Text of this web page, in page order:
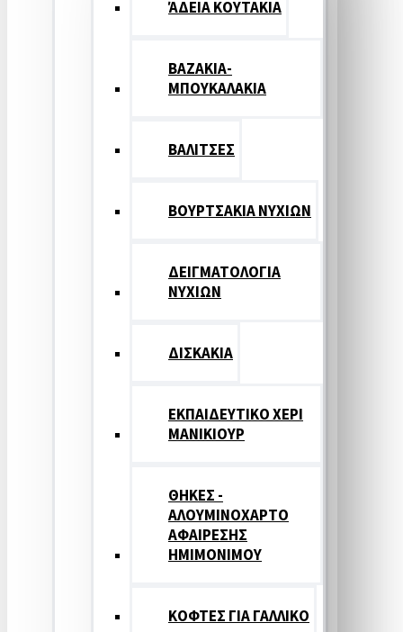
ΆΔΕΙΑ ΚΟΥΤΑΚΙΑ
ΒΑΖΑΚΙΑ-
ΜΠΟΥΚΑΛΑΚΙΑ
ΒΑΛΙΤΣΕΣ
ΒΟΥΡΤΣΑΚΙΑ ΝΥΧΙΩΝ
ΔΕΙΓΜΑΤΟΛΟΓΙΑ
ΝΥΧΙΩΝ
ΔΙΣΚΑΚΙΑ
ΕΚΠΑΙΔΕΥΤΙΚΟ ΧΕΡΙ
ΜΑΝΙΚΙΟΥΡ
ΘΗΚΕΣ -
ΑΛΟΥΜΙΝΟΧΑΡΤΟ
ΑΦΑΙΡΕΣΗΣ
ΗΜΙΜΟΝΙΜΟΥ
ΚΟΦΤΕΣ ΓΙΑ ΓΑΛΛΙΚΟ